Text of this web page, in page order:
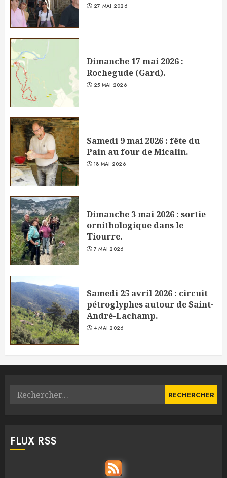
27 MAI 2026
Dimanche 17 mai 2026 :
Rochegude (Gard).
25 MAI 2026
Samedi 9 mai 2026 : fête du
Pain au four de Micalin.
18 MAI 2026
Dimanche 3 mai 2026 : sortie
ornithologique dans le
Tiourre.
7 MAI 2026
Samedi 25 avril 2026 : circuit
pétroglyphes autour de Saint-
André-Lachamp.
4 MAI 2026
Rechercher :
FLUX RSS